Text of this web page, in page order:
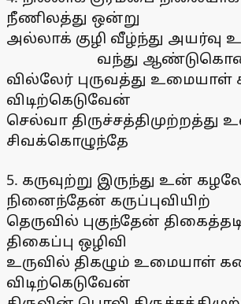
நீணிலத்து ஒன்று
அல்லாக் குழி வீழ்ந்து அயர்வு
வந்து
வில்லேர் புருவத்து
விடிற்கெடுவேன்
செல்வா திருச்சத்திமுற்றத்து
சிவக்கொழுந்தே
5. கருவுற்று இருந்து உன்
நினைந்தேன் கருப்புவியிற்
தெருவில் புகுந்தேன்
திகைப்பு ஒழிவி
உருவில் திகழும் உமையாள்
விடிற்கெடுவேன்